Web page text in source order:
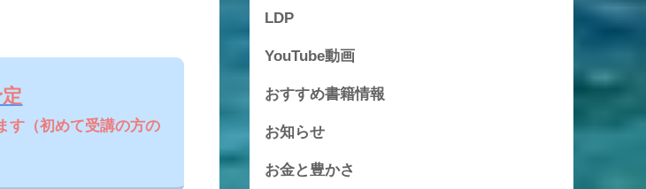
す（初めて受講の方の
LDP
YouTube動画
おすすめ書籍情報
お知らせ
お金と豊かさ